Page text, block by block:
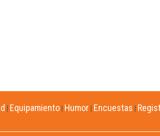
Equipamiento Humor Encuestas